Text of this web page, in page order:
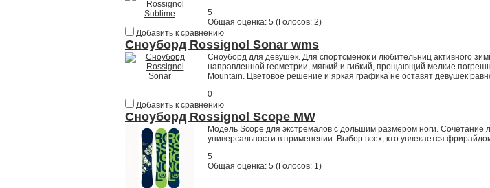
5
Общая оценка: 5 (Голосов: 2)
Добавить к сравнению
Сноуборд Rossignol Sonar wms
Сноуборд для девушек. Для спортсменок и любительниц активного
направленной геометрии, мягкий и гибкий, прощающий мелкие
Mountain. Цветовое решение и яркая графика не оставят девушек
0
Добавить к сравнению
Сноуборд Rossignol Scope MW
Модель Scope для экстремалов с дольшим размером ноги. Сочетание
универсальности в применении. Выбор всех, кто увлекается
5
Общая оценка: 5 (Голосов: 1)